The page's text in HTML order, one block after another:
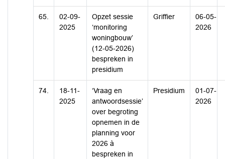
65.
02-09-
2025
Opzet sessie
‘monitoring
woningbouw’
(12-05-2026)
bespreken in
presidium
Griffier
06-05-
2026
74.
18-11-
2025
‘Vraag en
antwoordsessie’
over begroting
opnemen in de
planning voor
2026 à
bespreken in
Presidium
01-07-
2026